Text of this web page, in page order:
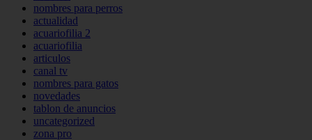
nombres para perros
actualidad
acuariofilia 2
acuariofilia
articulos
canal tv
nombres para gatos
novedades
tablon de anuncios
uncategorized
zona pro